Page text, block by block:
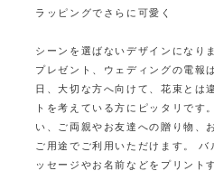
ラッピングでさらに可愛く
シーンを選ばないデザインになり
プレゼント、ウェディングの電報
日、大切な方へ向けて、花束とは
トを考えている方にピッタリです。
い、ご両親やお友達への贈り物、
ご用途でご利用いただけます。
バ
ッセージやお名前などをプリント